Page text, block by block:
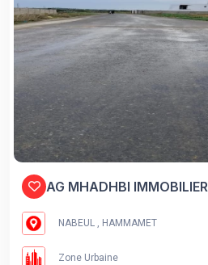
AG MHADHBI IMMOBILIER
NABEUL , HAMMAMET
Zone Urbaine